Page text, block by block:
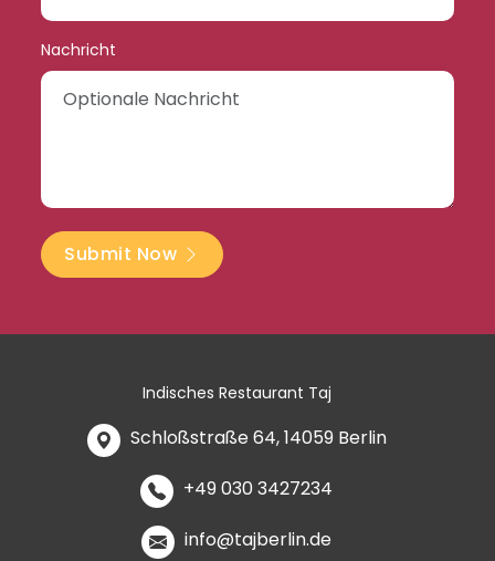
Nachricht
Submit Now
Indisches Restaurant Taj
Schloßstraße 64, 14059 Berlin
+49 030 3427234
info@tajberlin.de